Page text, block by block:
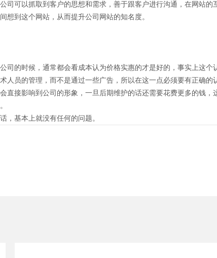
可以抓取到客户的思想和需求，善于跟客户进行沟通，在网站的
想到这个网站，从而提升公司网站的知名度。
的时候，通常都会看成本认为价格实惠的才是好的，事实上这个
人员的管理，而不是通过一些广告，所以在这一点必须要有正确的
接影响到公司的形象，一旦后期维护的话还需要花费更多的钱，
，基本上就没有任何的问题。